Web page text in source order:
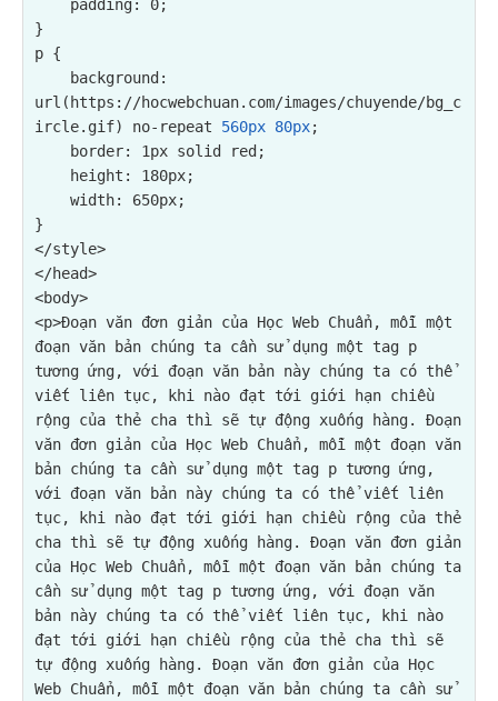
}
p {
background:
url(https://hocwebchuan.com/images/chuyende/bg_c
ircle.gif) no-repeat 560px 80px;
}
</style>
</head>
<p>Đoạn văn đơn giản của Học Web Chuẩn, mỗi một
đoạn văn bản chúng ta cần sử dụng một tag p
tương ứng, với đoạn văn bản này chúng ta có thể
viết liên tục, khi nào đạt tới giới hạn chiều
rộng của thẻ cha thì sẽ tự động xuống hàng. Đoạn
văn đơn giản của Học Web Chuẩn, mỗi một đoạn văn
bản chúng ta cần sử dụng một tag p tương ứng,
với đoạn văn bản này chúng ta có thể viết liên
tục, khi nào đạt tới giới hạn chiều rộng của thẻ
cha thì sẽ tự động xuống hàng. Đoạn văn đơn giản
của Học Web Chuẩn, mỗi một đoạn văn bản chúng ta
cần sử dụng một tag p tương ứng, với đoạn văn
bản này chúng ta có thể viết liên tục, khi nào
đạt tới giới hạn chiều rộng của thẻ cha thì sẽ
tự động xuống hàng. Đoạn văn đơn giản của Học
Web Chuẩn, mỗi một đoạn văn bản chúng ta cần sử